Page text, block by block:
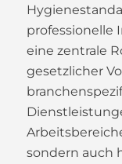
professionelle
eine zentrale
gesetzlicher
sondern auch